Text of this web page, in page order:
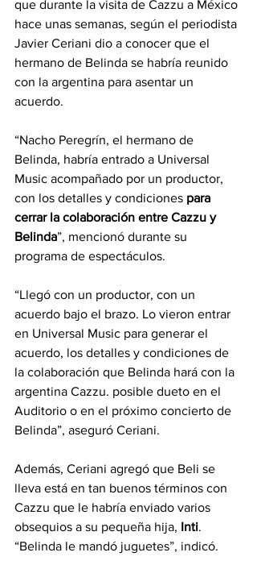
que durante la visita de Cazzu a México
hace unas semanas, según el periodista
Javier Ceriani dio a conocer que el
hermano de Belinda se habría reunido
con la argentina para asentar un
acuerdo.
“Nacho Peregrín, el hermano de
Belinda, habría entrado a Universal
Music acompañado por un productor,
con los detalles y condiciones para
cerrar la colaboración entre Cazzu y
Belinda”, mencionó durante su
programa de espectáculos.
“Llegó con un productor, con un
acuerdo bajo el brazo. Lo vieron entrar
en Universal Music para generar el
acuerdo, los detalles y condiciones de
la colaboración que Belinda hará con la
argentina Cazzu. posible dueto en el
Auditorio o en el próximo concierto de
Belinda”, aseguró Ceriani.
Además, Ceriani agregó que Beli se
lleva está en tan buenos términos con
Cazzu que le habría enviado varios
obsequios a su pequeña hija, Inti.
“Belinda le mandó juguetes”, indicó.